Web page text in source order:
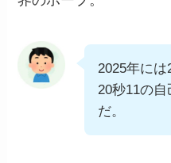
2025年には
20秒11の
だ。